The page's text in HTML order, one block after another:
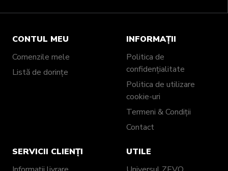
CONTUL MEU
Comenzile mele
Listă de dorințe
INFORMAȚII
Politica de
confidențialitate
Politica de utilizare
cookie-uri
Termeni & Condiții
Contact
SERVICII CLIENȚI
UTILE